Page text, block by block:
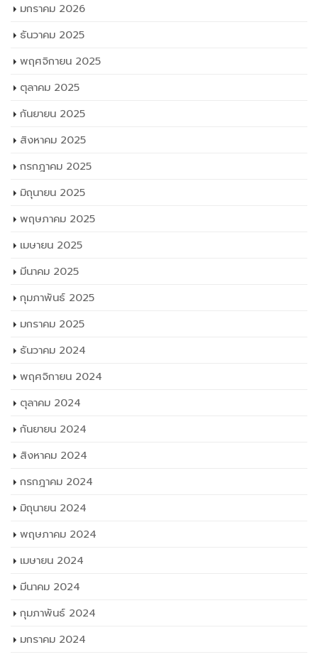
มกราคม 2026
ธันวาคม 2025
พฤศจิกายน 2025
ตุลาคม 2025
กันยายน 2025
สิงหาคม 2025
กรกฎาคม 2025
มิถุนายน 2025
พฤษภาคม 2025
เมษายน 2025
มีนาคม 2025
กุมภาพันธ์ 2025
มกราคม 2025
ธันวาคม 2024
พฤศจิกายน 2024
ตุลาคม 2024
กันยายน 2024
สิงหาคม 2024
กรกฎาคม 2024
มิถุนายน 2024
พฤษภาคม 2024
เมษายน 2024
มีนาคม 2024
กุมภาพันธ์ 2024
มกราคม 2024